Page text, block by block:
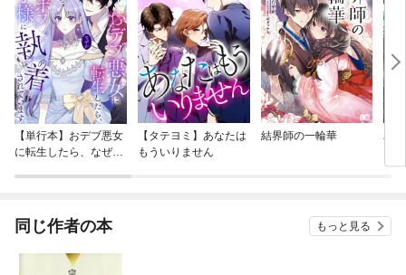
【単行本】おデブ悪女
に転生したら、なぜか
【タテヨミ】あなたは
もういりません
結界師の一輪華
バ
今
同じ作者の本 もっと見る